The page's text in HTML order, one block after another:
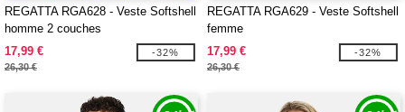
REGATTA RGA628 - Veste Softshell
homme 2 couches
17,99 €
26,30 €
-32%
REGATTA RGA629 - Veste Softshell
femme
17,99 €
26,30 €
-32%